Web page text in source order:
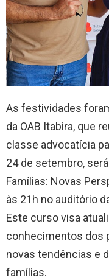
As festividades
da OAB Itabira, que
classe advocatícia
24 de setembro,
Famílias: Novas
às 21h no auditório
Este curso visa
conhecimentos dos
novas tendências e
famílias.